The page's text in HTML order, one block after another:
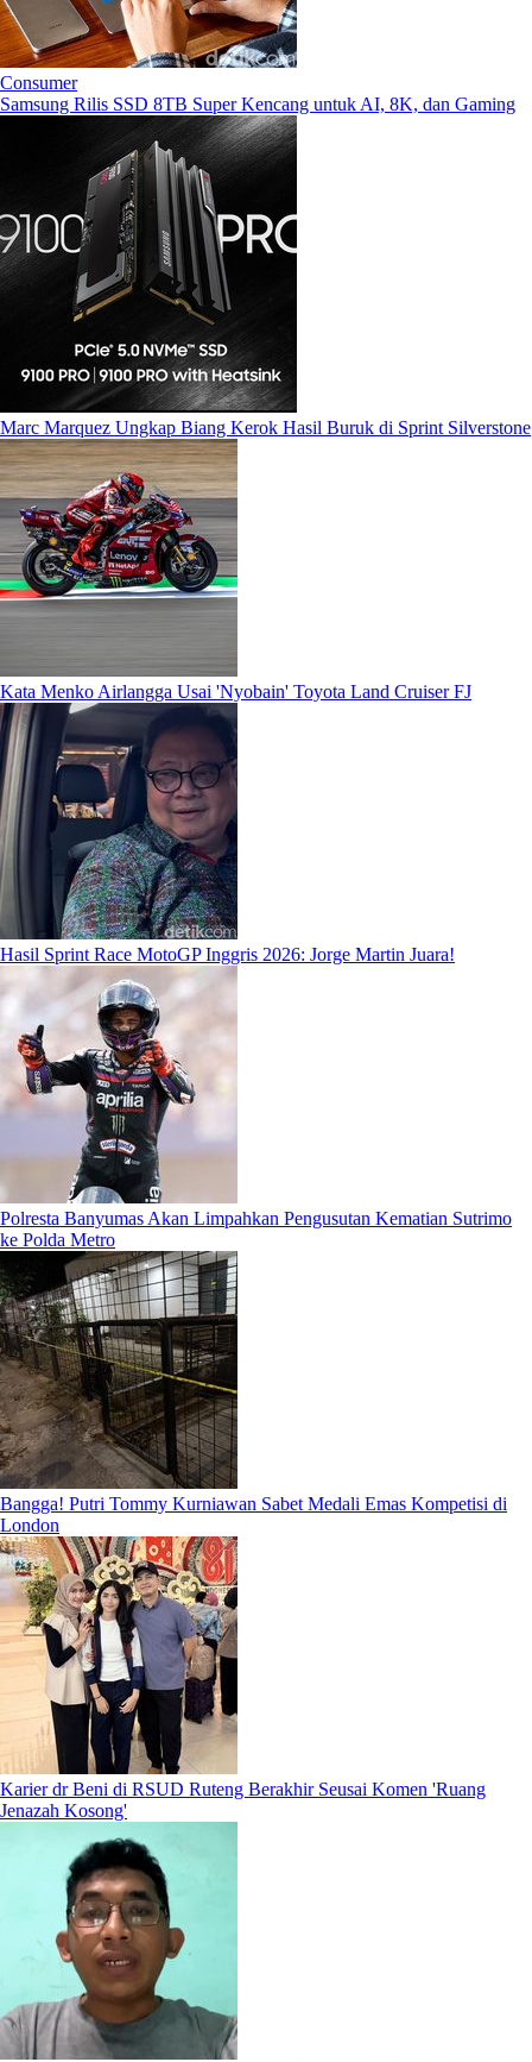
Consumer
Samsung Rilis SSD 8TB Super Kencang untuk AI, 8K, dan Gaming
Marc Marquez Ungkap Biang Kerok Hasil Buruk di Sprint Silverstone
Kata Menko Airlangga Usai 'Nyobain' Toyota Land Cruiser FJ
Hasil Sprint Race MotoGP Inggris 2026: Jorge Martin Juara!
Polresta Banyumas Akan Limpahkan Pengusutan Kematian Sutrimo
ke Polda Metro
Bangga! Putri Tommy Kurniawan Sabet Medali Emas Kompetisi di
London
Karier dr Beni di RSUD Ruteng Berakhir Seusai Komen 'Ruang
Jenazah Kosong'